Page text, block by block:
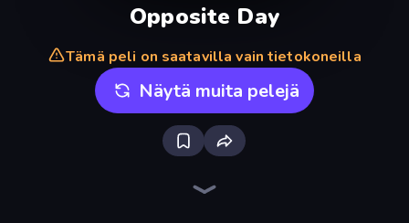
Opposite Day
Tämä peli on saatavilla vain tietokoneilla
Näytä muita pelejä